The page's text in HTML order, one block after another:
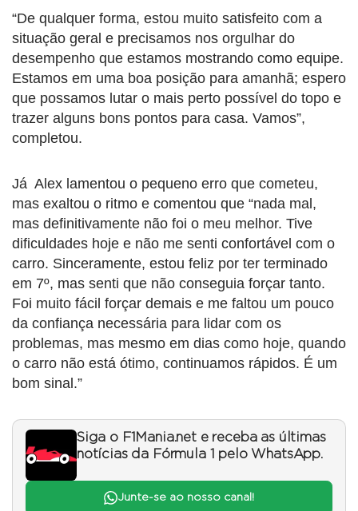
“De qualquer forma, estou muito satisfeito com a
situação geral e precisamos nos orgulhar do
desempenho que estamos mostrando como equipe.
Estamos em uma boa posição para amanhã; espero
que possamos lutar o mais perto possível do topo e
trazer alguns bons pontos para casa. Vamos”,
completou.
Já Alex lamentou o pequeno erro que cometeu,
mas exaltou o ritmo e comentou que “nada mal,
mas definitivamente não foi o meu melhor. Tive
dificuldades hoje e não me senti confortável com o
carro. Sinceramente, estou feliz por ter terminado
em 7º, mas senti que não conseguia forçar tanto.
Foi muito fácil forçar demais e me faltou um pouco
da confiança necessária para lidar com os
problemas, mas mesmo em dias como hoje, quando
o carro não está ótimo, continuamos rápidos. É um
bom sinal.”
Siga o F1Mania.net e receba as últimas
notícias da Fórmula 1 pelo WhatsApp.
Junte-se ao nosso canal!